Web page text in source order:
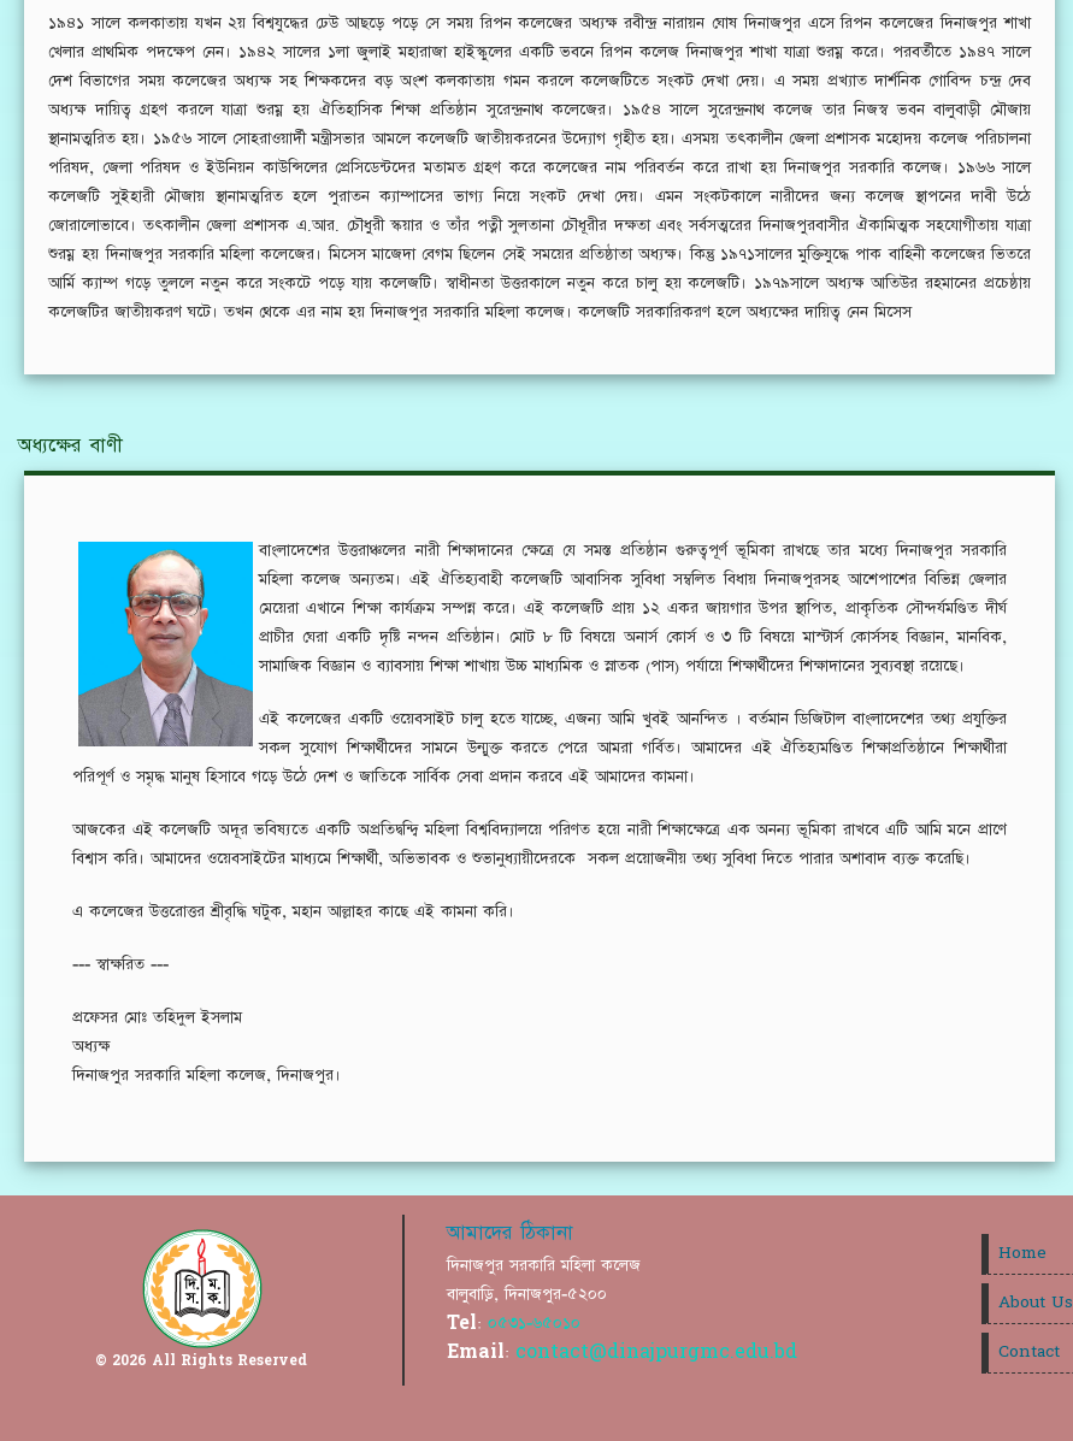
১৯৪১ সালে কলকাতায় যখন ২য় বিশ্বযুদ্ধের ঢেউ আছড়ে পড়ে সে সময় রিপন কলেজের অধ্যক্ষ রবীন্দ্র নারায়ন ঘোষ দিনাজপুর এসে রিপন কলেজের দিনাজপুর শাখা
খেলার প্রাথমিক পদক্ষেপ নেন। ১৯৪২ সালের ১লা জুলাই মহারাজা হাইস্কুলের একটি ভবনে রিপন কলেজ দিনাজপুর শাখা যাত্রা শুরম্ন করে। পরবর্তীতে ১৯৪৭ সালে
দেশ বিভাগের সময় কলেজের অধ্যক্ষ সহ শিক্ষকদের বড় অংশ কলকাতায় গমন করলে কলেজটিতে সংকট দেখা দেয়। এ সময় প্রখ্যাত দার্শনিক গোবিন্দ চন্দ্র দেব
অধ্যক্ষ দায়িত্ব গ্রহণ করলে যাত্রা শুরম্ন হয় ঐতিহাসিক শিক্ষা প্রতিষ্ঠান সুরেন্দ্রনাথ কলেজের। ১৯৫৪ সালে সুরেন্দ্রনাথ কলেজ তার নিজস্ব ভবন বালুবাড়ী মৌজায়
স্থানামত্মরিত হয়। ১৯৫৬ সালে সোহরাওয়ার্দী মন্ত্রীসভার আমলে কলেজটি জাতীয়করনের উদ্যোগ গৃহীত হয়। এসময় তৎকালীন জেলা প্রশাসক মহোদয় কলেজ পরিচালনা
পরিষদ, জেলা পরিষদ ও ইউনিয়ন কাউন্সিলের প্রেসিডেন্টদের মতামত গ্রহণ করে কলেজের নাম পরিবর্তন করে রাখা হয় দিনাজপুর সরকারি কলেজ। ১৯৬৬ সালে
কলেজটি সুইহারী মৌজায় স্থানামত্মরিত হলে পুরাতন ক্যাম্পাসের ভাগ্য নিয়ে সংকট দেখা দেয়। এমন সংকটকালে নারীদের জন্য কলেজ স্থাপনের দাবী উঠে
জোরালোভাবে। তৎকালীন জেলা প্রশাসক এ.আর. চৌধুরী স্কয়ার ও তাঁর পত্নী সুলতানা চৌধূরীর দক্ষতা এবং সর্বসত্মরের দিনাজপুরবাসীর ঐকামিত্মক সহযোগীতায় যাত্রা
শুরম্ন হয় দিনাজপুর সরকারি মহিলা কলেজের। মিসেস মাজেদা বেগম ছিলেন সেই সময়ের প্রতিষ্ঠাতা অধ্যক্ষ। কিন্তু ১৯৭১সালের মুক্তিযুদ্ধে পাক বাহিনী কলেজের ভিতরে
আর্মি ক্যাম্প গড়ে তুললে নতুন করে সংকটে পড়ে যায় কলেজটি। স্বাধীনতা উত্তরকালে নতুন করে চালু হয় কলেজটি। ১৯৭৯সালে অধ্যক্ষ আতিউর রহমানের প্রচেষ্ঠায়
কলেজটির জাতীয়করণ ঘটে। তখন থেকে এর নাম হয় দিনাজপুর সরকারি মহিলা কলেজ। কলেজটি সরকারিকরণ হলে অধ্যক্ষের দায়িত্ব নেন মিসেস
অধ্যক্ষের বাণী
বাংলাদেশের উত্তরাঞ্চলের নারী শিক্ষাদানের ক্ষেত্রে যে সমস্ত প্রতিষ্ঠান গুরুত্বপূর্ণ ভূমিকা রাখছে তার মধ্যে দিনাজপুর সরকারি
মহিলা কলেজ অন্যতম। এই ঐতিহ্যবাহী কলেজটি আবাসিক সুবিধা সম্বলিত বিধায় দিনাজপুরসহ আশেপাশের বিভিন্ন জেলার
মেয়েরা এখানে শিক্ষা কার্যক্রম সম্পন্ন করে। এই কলেজটি প্রায় ১২ একর জায়গার উপর স্থাপিত, প্রাকৃতিক সৌন্দর্যমণ্ডিতদীর্ঘ
প্রাচীর ঘেরা একটি দৃষ্টি নন্দন প্রতিষ্ঠান। মোট ৮ টি বিষয়ে অনার্স কোর্স ও ৩ টি বিষয়ে মাস্টার্স কোর্সসহ বিজ্ঞান, মানবিক,
সামাজিক বিজ্ঞান ও ব্যাবসায় শিক্ষা শাখায় উচ্চ মাধ্যমিক ও স্নাতক (পাস) পর্যায়ে শিক্ষার্থীদের শিক্ষাদানের সুব্যবস্থা রয়েছে।
এই কলেজের একটি ওয়েবসাইট চালু হতে যাচ্ছে, এজন্য আমি খুবই আনন্দিত । বর্তমান ডিজিটাল বাংলাদেশের তথ্য প্রযুক্তির
সকল সুযোগ শিক্ষার্থীদের সামনে উন্মুক্ত করতে পেরে আমরা গর্বিত। আমাদের এই ঐতিহ্যমণ্ডিত শিক্ষাপ্রতিষ্ঠানে শিক্ষার্থীরা
পরিপূর্ণ ও সমৃদ্ধ মানুষ হিসাবে গড়ে উঠে দেশ ও জাতিকে সার্বিক সেবা প্রদান করবে এই আমাদের কামনা।
আজকের এই কলেজটি অদূর ভবিষ্যতে একটি অপ্রতিদ্বন্দ্বি মহিলা বিশ্ববিদ্যালয়ে পরিণত হয়ে নারী শিক্ষাক্ষেত্রে এক অনন্য ভূমিকা রাখবে এটি আমি মনে প্রাণে
বিশ্বাস করি। আমাদের ওয়েবসাইটের মাধ্যমে শিক্ষার্থী, অভিভাবক ও শুভানুধ্যায়ীদেরকে সকল প্রয়োজনীয় তথ্য সুবিধা দিতে পারার অশাবাদ ব্যক্ত করেছি।
এ কলেজের উত্তরোত্তর শ্রীবৃদ্ধি ঘটুক, মহান আল্লাহর কাছে এই কামনা করি।
--- স্বাক্ষরিত ---
প্রফেসর মোঃ তহিদুল ইসলাম
অধ্যক্ষ
দিনাজপুর সরকারি মহিলা কলেজ,দিনাজপুর।
© 2026 All Rights Reserved
আমাদের ঠিকানা
দিনাজপুর সরকারি মহিলা কলেজ
বালুবাড়ি, দিনাজপুর-৫২০০
Tel: ০৫৩১-৬৫০১০
Email: contact@dinajpurgmc.edu.bd
Home
About Us
Contact